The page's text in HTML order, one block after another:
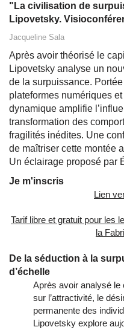
"La civilisation de
Lipovetsky.
Jacqueline Sala
Après avoir théorisé le
Lipovetsky analyse un
de la surpuissance.
plateformes numériques
dynamique amplifie
transformation des
fragilités inédites. Une
de maîtriser cette montée
Un éclairage proposé par
Je m'inscris
Lien
Tarif libre et gratuit pour les
la
De la séduction à la
d’échelle
Après avoir analysé le
sur l’attractivité, le
permanente des
Lipovetsky explore